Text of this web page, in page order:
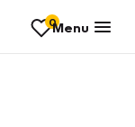
0Menu